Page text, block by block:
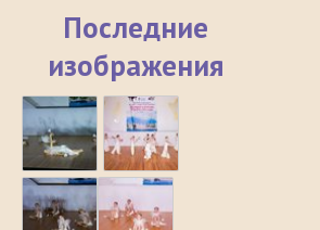
Последние
изображения